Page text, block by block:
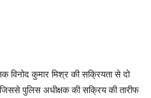
विनोद कुमार मिश्र की सक्रियता से दो
पुलिस अधीक्षक की सक्रिय की तारीफ